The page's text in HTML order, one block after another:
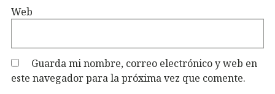
Web
Guarda mi nombre, correo electrónico y web en
este navegador para la próxima vez que comente.